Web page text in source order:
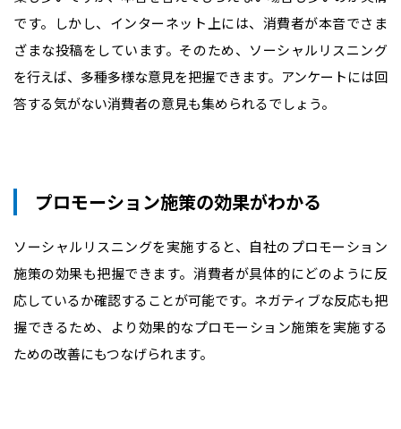
です。しかし、インターネット上には、消費者が本音でさま
ざまな投稿をしています。そのため、ソーシャルリスニング
を行えば、多種多様な意見を把握できます。アンケートには回
答する気がない消費者の意見も集められるでしょう。
プロモーション施策の効果がわかる
ソーシャルリスニングを実施すると、自社のプロモーション
施策の効果も把握できます。消費者が具体的にどのように反
応しているか確認することが可能です。ネガティブな反応も把
握できるため、より効果的なプロモーション施策を実施する
ための改善にもつなげられます。